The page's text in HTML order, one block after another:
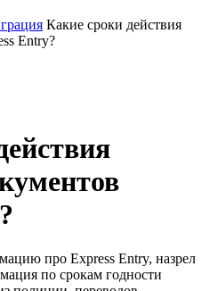
Какие сроки действия
Entry?
про Express Entry, назрел
по срокам годности